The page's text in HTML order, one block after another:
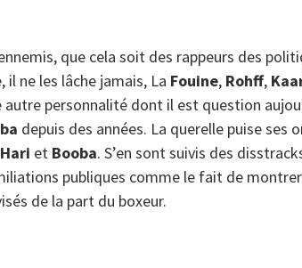
que cela soit des rappeurs des
il ne les lâche jamais, La Fouine, Rohff,
autre personnalité dont il est question
depuis des années. La querelle puise ses
et Booba. S’en sont suivis des
publiques comme le fait de
de la part du boxeur.